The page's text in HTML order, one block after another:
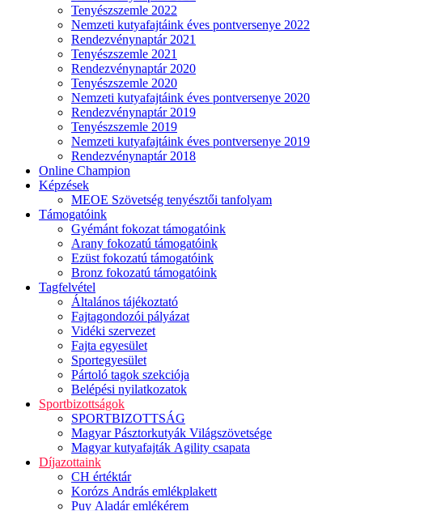
Tenyészszemle 2022
Nemzeti kutyafajtáink éves pontversenye 2022
Rendezvénynaptár 2021
Tenyészszemle 2021
Rendezvénynaptár 2020
Tenyészszemle 2020
Nemzeti kutyafajtáink éves pontversenye 2020
Rendezvénynaptár 2019
Tenyészszemle 2019
Nemzeti kutyafajtáink éves pontversenye 2019
Rendezvénynaptár 2018
Online Champion
Képzések
MEOE Szövetség tenyésztői tanfolyam
Támogatóink
Gyémánt fokozat támogatóink
Arany fokozatú támogatóink
Ezüst fokozatú támogatóink
Bronz fokozatú támogatóink
Tagfelvétel
Általános tájékoztató
Fajtagondozói pályázat
Vidéki szervezet
Fajta egyesület
Sportegyesület
Pártoló tagok szekciója
Belépési nyilatkozatok
Sportbizottságok
SPORTBIZOTTSÁG
Magyar Pásztorkutyák Világszövetsége
Magyar kutyafajták Agility csapata
Díjazottaink
CH értéktár
Korózs András emlékplakett
Puy Aladár emlékérem